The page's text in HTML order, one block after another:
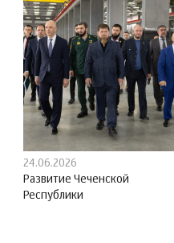
24.06.2026
Развитие Чеченской
Республики